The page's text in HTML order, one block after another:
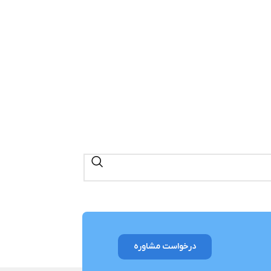
درخواست مشاوره